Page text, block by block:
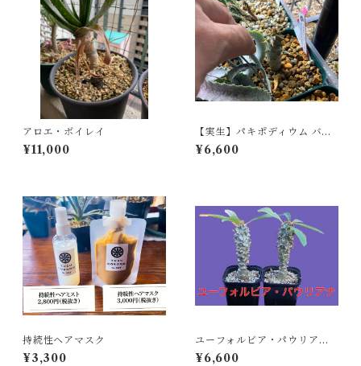
アロエ・ボイレイ
¥11,000
【実生】パキポディウム バロ
ニー Pachypodium baronii
¥6,600
持続性ヘアマスク
¥3,300
ユーフォルビア・パウリアナ
（Euphorbia pauliana）
¥6,600